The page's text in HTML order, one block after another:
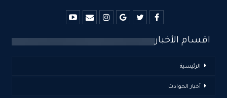
اقسام الأخبار
الرئيسية
أخبار الحوادث